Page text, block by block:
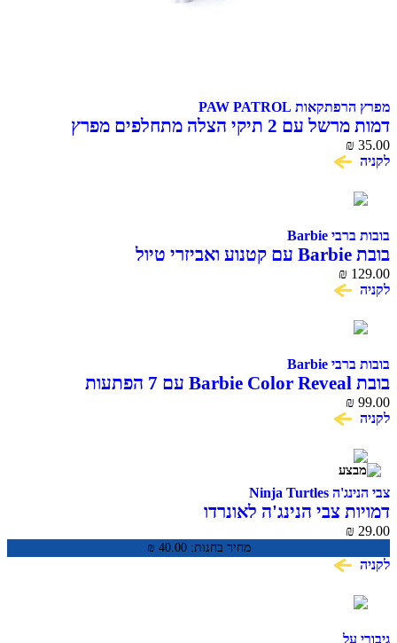
מפרץ הרפתקאות PAW PATROL
דמות מרשל עם 2 תיקי הצלה מתחלפים מפרץ
ההרפתקאות PAW Patrol
₪ 35.00
לקניה
בובות ברבי Barbie
בובת Barbie עם קטנוע ואביזרי טיול
₪ 129.00
לקניה
בובות ברבי Barbie
בובת Barbie Color Reveal עם 7 הפתעות
₪ 99.00
לקניה
צבי הנינג'ה Ninja Turtles
דמויות צבי הנינג'ה לאונרדו
מחיר בחנות: ₪ 40.00
₪ 29.00
לקניה
גיבורי על